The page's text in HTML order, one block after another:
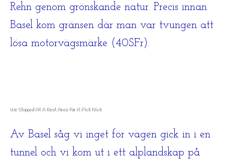
Rehn genom grönskande natur. Precis innan
Basel kom gränsen där man var tvungen att
lösa motorvägsmärke (40SFr).
We Stopped At A Rest Area For A Pick Nick
Av Basel såg vi inget för vägen gick in i en
tunnel och vi kom ut i ett alplandskap på